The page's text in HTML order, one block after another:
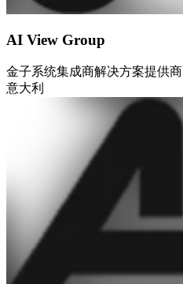
AI View Group
金子系统集成商解决方案提供商
意大利